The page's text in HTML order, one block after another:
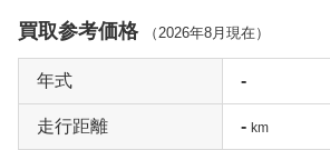
買取参考価格 （ 2026年8月 現在）
年式 -
走行距離 - km